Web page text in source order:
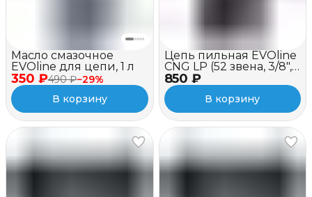
350 ₽490 ₽−29%
Масло смазочное
EVOline для цепи, 1 л
В корзину
850 ₽
Цепь пильная EVOline
CNG LP (52 звена, 3/8",
1.3 мм, 14")
В корзину